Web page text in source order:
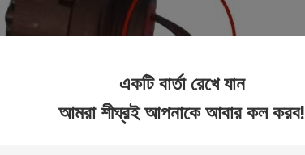
একটি বার্তা রেখে যান
আমরা শীঘ্রই আপনাকে আবার কল করব!